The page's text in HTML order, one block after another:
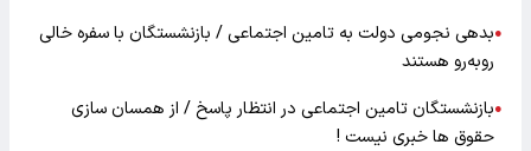
●بدهی نجومی دولت به تامین اجتماعی / بازنشستگان با سفره خالی
روبه‌رو هستند
●بازنشستگان تامین اجتماعی در انتظار پاسخ / از همسان‌ سازی
حقوق ها خبری نیست !